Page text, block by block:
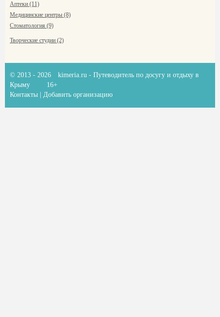
Аптеки (11)
Медицинские центры (8)
Стоматология (9)
Творческие студии (2)
© 2013 - 2026 kimeria.ru - Путеводитель по досугу и отдыху в
Крыму
16+
Контакты
Добавить организацию